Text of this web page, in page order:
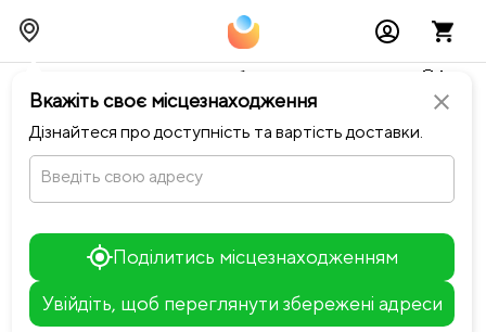
close
Вкажіть своє місцезнаходження
Дізнайтеся про доступність та вартість доставки.
Введіть свою адресу
Поділитись місцезнаходженням
Увійдіть, щоб переглянути збережені адреси
Тимчасово можливі перебої із онлайн оплатами🥺🔧
chevron_leftПовернутися до П'яна вишня